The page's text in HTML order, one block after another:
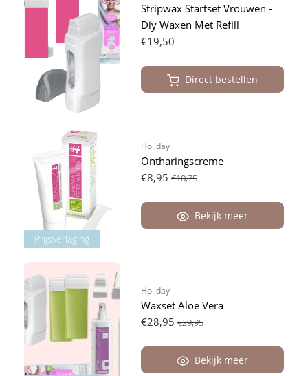
Stripwax Startset Vrouwen -
Diy Waxen Met Refill
€19,50
Direct bestellen
Prijsverlaging
Holiday
Ontharingscreme
€8,95 €10,75
Bekijk meer
Holiday
Waxset Aloe Vera
€28,95 €29,95
Bekijk meer